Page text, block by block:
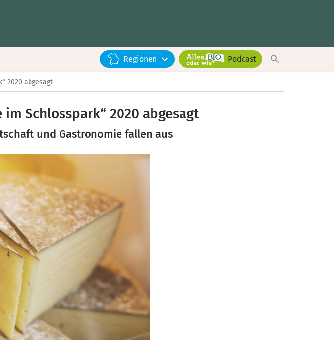
Regionen Podcast
2020 abgesagt
im Schlosspark“ 2020 abgesagt
und Gastronomie fallen aus